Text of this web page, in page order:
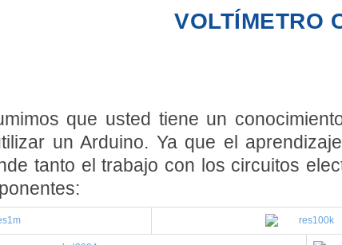
VOLTÍMETRO
que usted tiene un
un Arduino. Ya que el
tanto el trabajo con los circuitos